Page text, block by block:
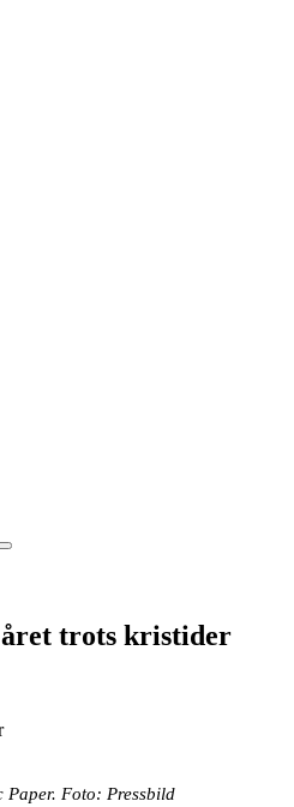
trots kristider
Foto: Pressbild